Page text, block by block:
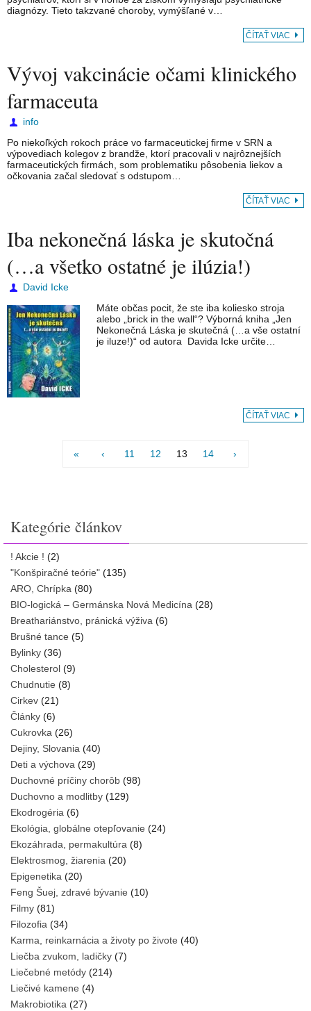
diagnózy. Tieto takzvané choroby, vymýšľané v…
ČÍTAŤ VIAC
Vývoj vakcinácie očami klinického
farmaceuta
info
Po niekoľkých rokoch práce vo farmaceutickej firme v SRN a
výpovediach kolegov z brandže, ktorí pracovali v najrôznejších
farmaceutických firmách, som problematiku pôsobenia liekov a
očkovania začal sledovať s odstupom…
ČÍTAŤ VIAC
Iba nekonečná láska je skutočná
(…a všetko ostatné je ilúzia!)
David Icke
Máte občas pocit, že ste iba koliesko stroja
alebo „brick in the wall“? Výborná kniha „Jen
Nekonečná Láska je skutečná (…a vše ostatní
je iluze!)“ od autora Davida Icke určite…
ČÍTAŤ VIAC
« ‹ 11 12 13 14 ›
Kategórie článkov
! Akcie ! (2)
"Konšpiračné teórie" (135)
ARO, Chrípka (80)
BIO-logická – Germánska Nová Medicína (28)
Breathariánstvo, pránická výživa (6)
Brušné tance (5)
Bylinky (36)
Cholesterol (9)
Chudnutie (8)
Cirkev (21)
Články (6)
Cukrovka (26)
Dejiny, Slovania (40)
Deti a výchova (29)
Duchovné príčiny chorôb (98)
Duchovno a modlitby (129)
Ekodrogéria (6)
Ekológia, globálne otepľovanie (24)
Ekozáhrada, permakultúra (8)
Elektrosmog, žiarenia (20)
Epigenetika (20)
Feng Šuej, zdravé bývanie (10)
Filmy (81)
Filozofia (34)
Karma, reinkarnácia a životy po živote (40)
Liečba zvukom, ladičky (7)
Liečebné metódy (214)
Liečivé kamene (4)
Makrobiotika (27)